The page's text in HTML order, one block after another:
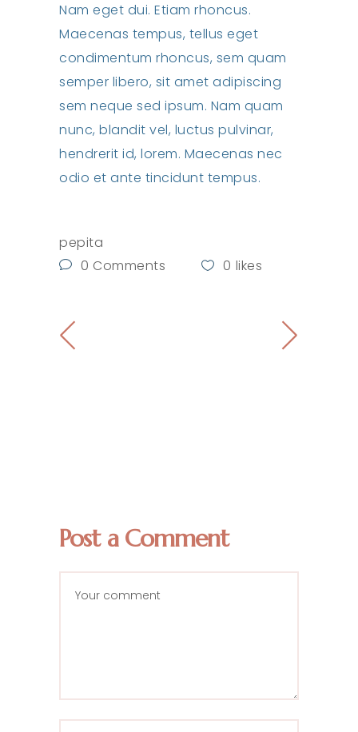
Nam eget dui. Etiam rhoncus.
Maecenas tempus, tellus eget
condimentum rhoncus, sem quam
semper libero, sit amet adipiscing
sem neque sed ipsum. Nam quam
nunc, blandit vel, luctus pulvinar,
hendrerit id, lorem. Maecenas nec
odio et ante tincidunt tempus.
pepita
0 Comments
0 likes
Post a Comment